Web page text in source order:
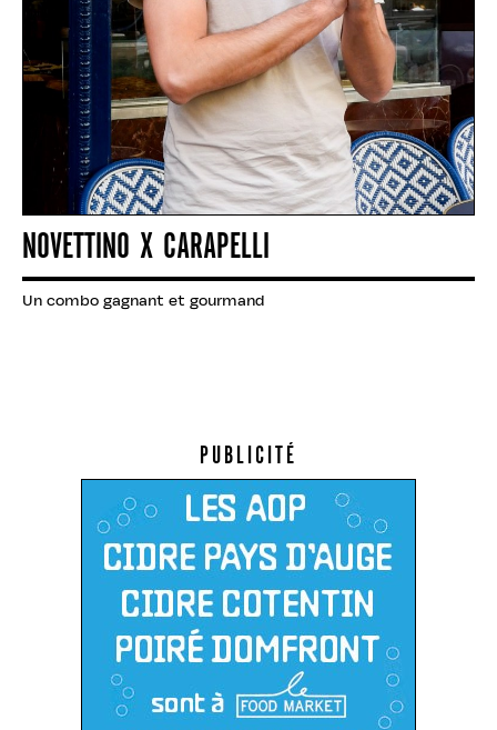
NOVETTINO X CARAPELLI
Un combo gagnant et gourmand
PUBLICITÉ